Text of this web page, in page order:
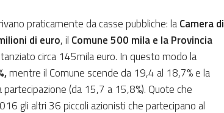
praticamente da casse pubbliche: laCamera di
di euro, il Comune 500 mila e la Provincia
circa 145mila euro. In questo modo la
mentre il Comune scende da 19,4 al 18,7% e la
(da 15,7 a 15,8%). Quote che
gli altri 36 piccoli azionisti che partecipano al